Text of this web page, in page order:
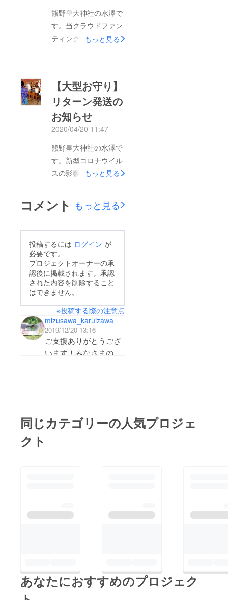
定です。写真は3月の
時点でのものです。新
社殿の内部の完成予想
コミュニティの場とし
て神社があらたに機能
していけるための事業
を予定しており、今回
あらたに、以下のクラ
ウドファンディングの
プロジェクトを立ち上
げました。【100年後
りへチャレンジしま
きた箱である社務所や
社殿を、地域コミュニ
ティの場として新たに
機能できるようにどう
していくか、3つの
チャレンジにたいする
ご支援をお願いしてお
りますので、ご一読い
ただければ幸いです。
熊野皇大神社 宮司
水澤貴文＃熊野皇大神
熊野皇大神社の水澤で
す。当クラウドファン
ティングのリターンの
ました。この巫女体
験、そもそも雪がなく
なるGW前後に実施し
たいと考えていたので
の緊急事態宣言が出さ
れ移動自粛もあり延期
しておりました。6月
粛が解除されたことを
（土）に、ご来訪いた
だいて巫女体験をして
いただく運びになりま
した。巫女体験は当神
社でも初の試みでもあ
り、どういう体験をし
ていただくか巫女たち
とも、なんどもディス
カッションしたうえで
体験メニューを決めま
した。体験は、おおよ
す。その後、神社境内
の掃除などをしていた
記入していただきまし
た。そして最後は、巫
衣装を纏って舞ってい
ただき終了いたしまし
もっと見る
【大型お守り】
リターン発送の
お知らせ
2020/04/20 11:47
熊野皇大神社の水澤で
す。新型コロナウイル
スの影響で生産が遅れ
が、一昨日に当社に届
きましたので、早速ご
らくおまたせして申し
訳ございませんでし
た。緊急事態宣言が発
令され、重苦しい世情
お守りがわずかばかり
でも、みなさまのお力
になれればと思ってお
ります。また、当社で
内の授与所を閉鎖いた
祷などについては、お
社の御神徳を皆様に！
もっと見る
コメント もっと見る
投稿するには ログイン が
必要です。
プロジェクトオーナーの承
認後に掲載されます。承認
された内容を削除すること
はできません。
※投稿する際の注意点
mizusawa_karuizawa
2019/12/20 13:16
ご支援ありがとうござ
います！みなさまの応
同じカテゴリーの人気プロジェ
クト
あなたにおすすめのプロジェク